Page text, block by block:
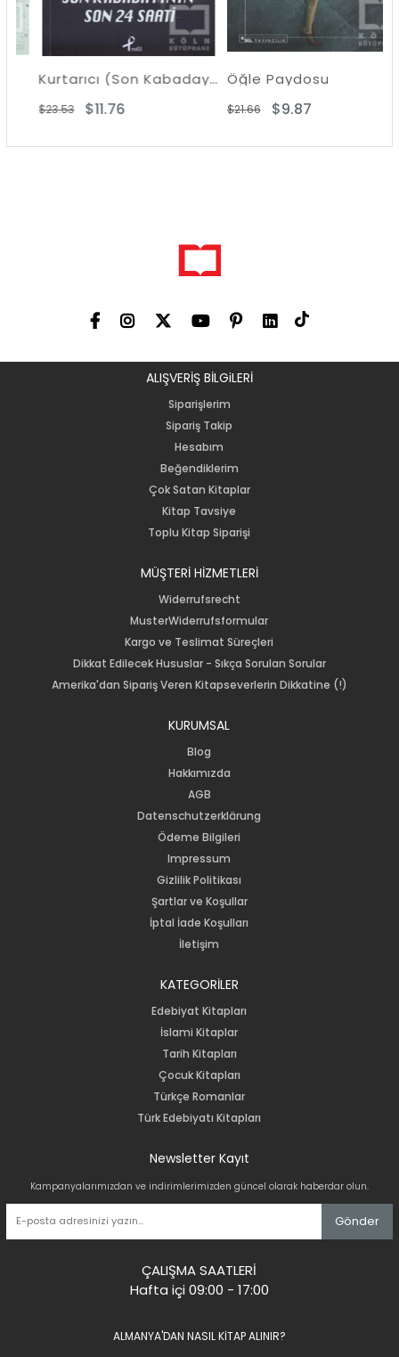
Kurtarıcı (Son Kabadayının 24 Saati)
$11.76
$23.53
Öğle Paydosu
$9.87
$21.66
ALIŞVERİŞ BİLGiLERİ
Siparişlerim
Sipariş Takip
Hesabım
Beğendiklerim
Çok Satan Kitaplar
Kitap Tavsiye
Toplu Kitap Siparişi
MÜŞTERİ HİZMETLERİ
Widerrufsrecht
MusterWiderrufsformular
Kargo ve Teslimat Süreçleri
Dikkat Edilecek Hususlar - Sıkça Sorulan Sorular
Amerika'dan Sipariş Veren Kitapseverlerin Dikkatine (!)
KURUMSAL
Blog
Hakkımızda
AGB
Datenschutzerklärung
Ödeme Bilgileri
Impressum
Gizlilik Politikası
Şartlar ve Koşullar
İptal İade Koşulları
İletişim
KATEGORİLER
Edebiyat Kitapları
İslami Kitaplar
Tarih Kitapları
Çocuk Kitapları
Türkçe Romanlar
Türk Edebiyatı Kitapları
Newsletter Kayıt
Kampanyalarımızdan ve indirimlerimizden güncel olarak haberdar olun.
Gönder
ÇALIŞMA SAATLERİ
Hafta içi 09:00 - 17:00
ALMANYA'DAN NASIL KİTAP ALINIR?